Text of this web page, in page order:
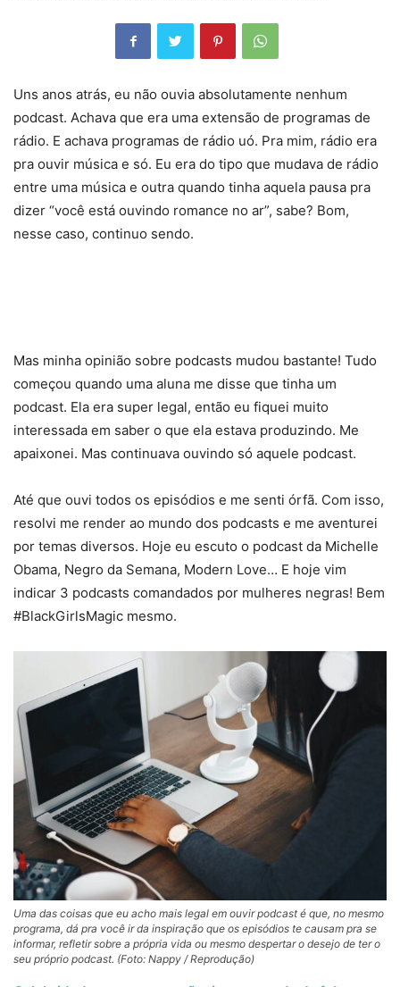
Uns anos atrás, eu não ouvia absolutamente nenhum
podcast. Achava que era uma extensão de programas de
rádio. E achava programas de rádio uó. Pra mim, rádio era
pra ouvir música e só. Eu era do tipo que mudava de rádio
entre uma música e outra quando tinha aquela pausa pra
dizer “você está ouvindo romance no ar”, sabe? Bom,
nesse caso, continuo sendo.
Mas minha opinião sobre podcasts mudou bastante! Tudo
começou quando uma aluna me disse que tinha um
podcast. Ela era super legal, então eu fiquei muito
interessada em saber o que ela estava produzindo. Me
apaixonei. Mas continuava ouvindo só aquele podcast.
Até que ouvi todos os episódios e me senti órfã. Com isso,
resolvi me render ao mundo dos podcasts e me aventurei
por temas diversos. Hoje eu escuto o podcast da Michelle
Obama, Negro da Semana, Modern Love… E hoje vim
indicar 3 podcasts comandados por mulheres negras! Bem
#BlackGirlsMagic mesmo.
Uma das coisas que eu acho mais legal em ouvir podcast é que, no mesmo
programa, dá pra você ir da inspiração que os episódios te causam pra se
informar, refletir sobre a própria vida ou mesmo despertar o desejo de ter o
seu próprio podcast. (Foto: Nappy / Reprodução)